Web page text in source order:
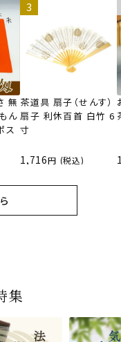
りを感じま
抹茶は、と
、口どけで
ギーチョコ
らかでコク
りお口で溶
の美味しい
思いまし
さだけれ
食べたくな
も、緑茶に
。ワインの
美バレンタイ
無
ん
ス
茶道具 扇子（せんす）
扇子 利休百首 白竹 6
寸
1,716 (税込)
近江米と日本酒の「み
ずかがみ」パウンドケ
ジ
グ
【季節限定】水出し緑
茶詰合せ 気軽に愉し
【送料込み】宇治抹茶
そば160ｇ×2袋（4人
老舗茶舗のひやひやス
イーツセット 3種6個
6
おとなのお稽古セット
女子用 裏千家 茶道具
集